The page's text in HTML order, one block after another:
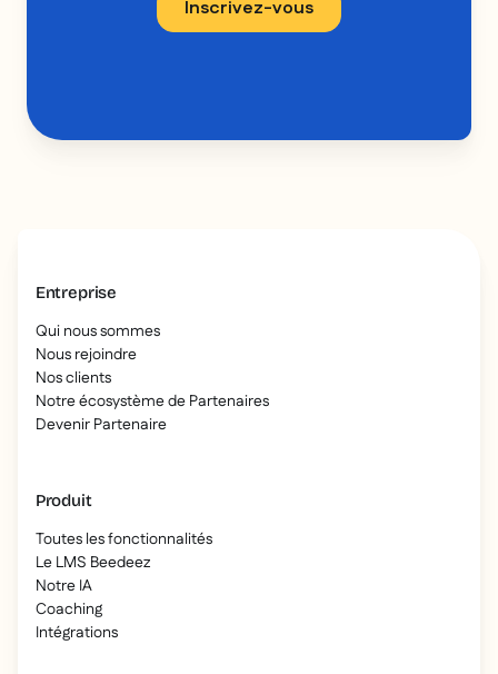
Entreprise
Qui nous sommes
Nous rejoindre
Nos clients
Notre écosystème de Partenaires
Devenir Partenaire
Produit
Toutes les fonctionnalités
Le LMS Beedeez
Notre IA
Coaching
Intégrations